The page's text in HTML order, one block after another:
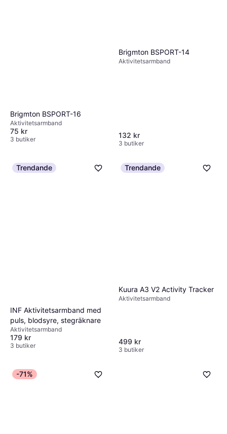
Brigmton BSPORT-16
Aktivitetsarmband
75 kr
3 butiker
Brigmton BSPORT-14
Aktivitetsarmband
132 kr
3 butiker
Trendande
INF Aktivitetsarmband med
puls, blodsyre, stegräknare
Aktivitetsarmband
179 kr
3 butiker
Trendande
Kuura A3 V2 Activity Tracker
Aktivitetsarmband
499 kr
3 butiker
-71%